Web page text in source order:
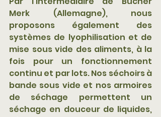
Merk (Allemagne), nous
proposons également des
systèmes de lyophilisation et de
mise sous vide des aliments, à la
fois pour un fonctionnement
continu et par lots. Nos séchoirs à
bande sous vide et nos armoires
de séchage permettent un
séchage en douceur de liquides,